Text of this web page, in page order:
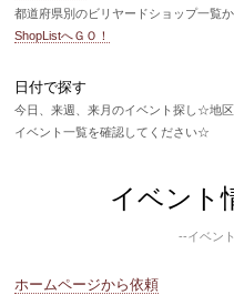
都道府県別のビリヤードショップ一覧
ShopListへＧＯ！
日付で探す
今日、来週、来月のイベント探し☆地
イベント一覧を確認してください☆
イベント
--イベン
ホームページから依頼